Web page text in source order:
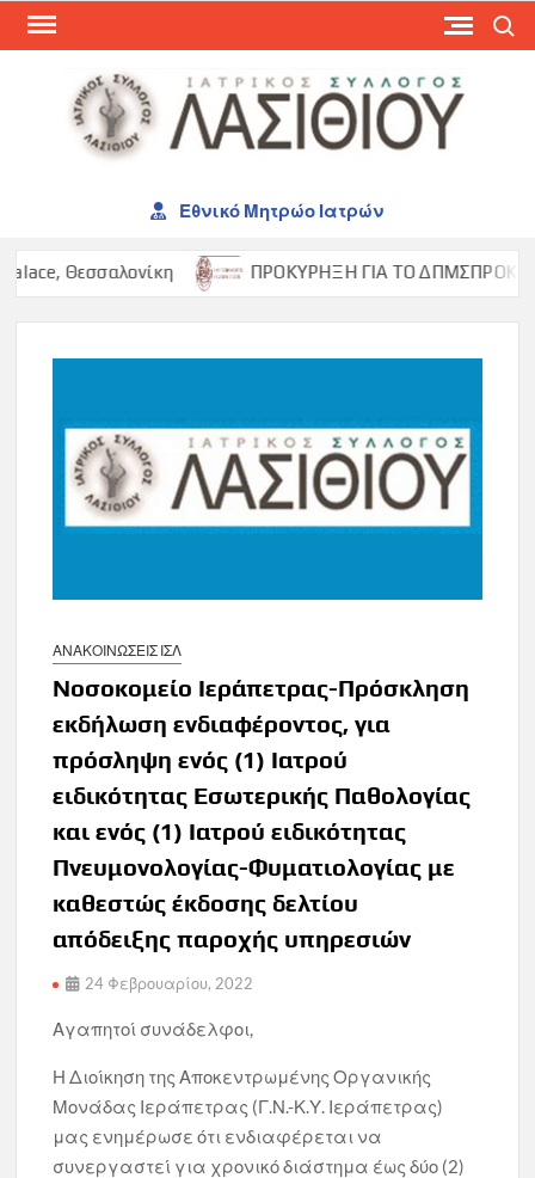
Skip
Εθνικό Μητρώο Ιατρών
Θεσσαλονίκη ΠΡΟΚΥΡΗΞΗ ΓΙΑ ΤΟ ΔΠΜΣΠΡΟΚΥΡΗΞΗ
ΑΝΑΚΟΙΝΩΣΕΙΣ ΙΣΛ
Νοσοκομείο Ιεράπετρας-Πρόσκληση
εκδήλωση ενδιαφέροντος, για
πρόσληψη ενός (1) Ιατρού
ειδικότητας Εσωτερικής Παθολογίας
και ενός (1) Ιατρού ειδικότητας
Πνευμονολογίας-Φυματιολογίας με
καθεστώς έκδοσης δελτίου
απόδειξης παροχής υπηρεσιών
24 Φεβρουαρίου, 2022
Αγαπητοί συνάδελφοι,
Η Διοίκηση της Αποκεντρωμένης Οργανικής
Μονάδας Ιεράπετρας (Γ.Ν.-Κ.Υ. Ιεράπετρας)
μας ενημέρωσε ότι ενδιαφέρεται να
συνεργαστεί για χρονικό διάστημα έως δύο (2)